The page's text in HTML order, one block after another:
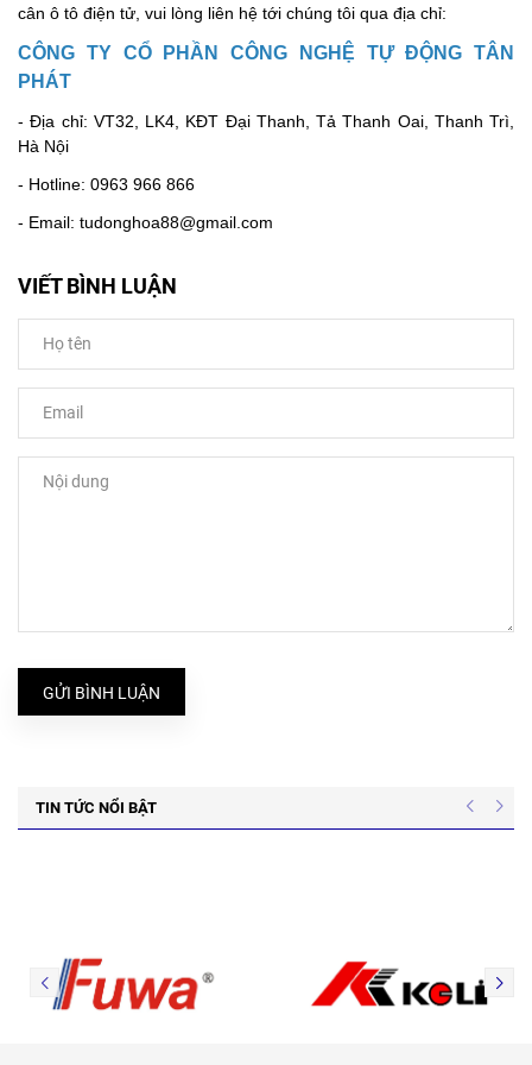
cân ô tô điện tử, vui lòng liên hệ tới chúng tôi qua địa chỉ:
CÔNG TY CỔ PHẦN CÔNG NGHỆ TỰ ĐỘNG TÂN
PHÁT
- Địa chỉ: VT32, LK4, KĐT Đại Thanh, Tả Thanh Oai, Thanh Trì,
Hà Nội
- Hotline: 0963 966 866
- Email: tudonghoa88@gmail.com
VIẾT BÌNH LUẬN
GỬI BÌNH LUẬN
TIN TỨC NỔI BẬT